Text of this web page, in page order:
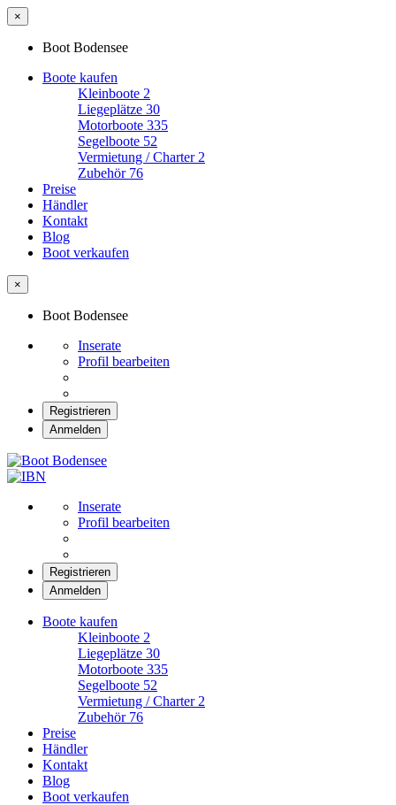
×
Boot Bodensee
Boote kaufen
Kleinboote 2
Liegeplätze 30
Motorboote 335
Segelboote 52
Vermietung / Charter 2
Zubehör 76
Preise
Händler
Kontakt
Blog
Boot verkaufen
×
Boot Bodensee
Inserate
Profil bearbeiten
Registrieren
Anmelden
Inserate
Profil bearbeiten
Registrieren
Anmelden
Boote kaufen
Kleinboote 2
Liegeplätze 30
Motorboote 335
Segelboote 52
Vermietung / Charter 2
Zubehör 76
Preise
Händler
Kontakt
Blog
Boot verkaufen